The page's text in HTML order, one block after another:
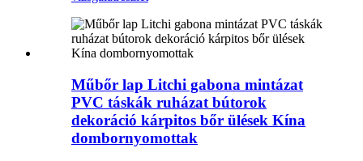
Műbőr lap Litchi gabona mintázat
PVC táskák ruházat bútorok
dekoráció kárpitos bőr ülések Kína
dombornyomottak